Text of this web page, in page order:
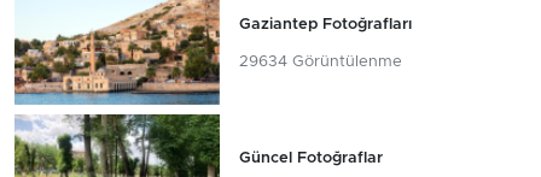
Gaziantep Fotoğrafları
29634 Görüntülenme
Güncel Fotoğraflar